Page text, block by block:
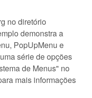
no diretório
demonstra a
PopUpMenu e
série de opções
de Menus" no
mais informações